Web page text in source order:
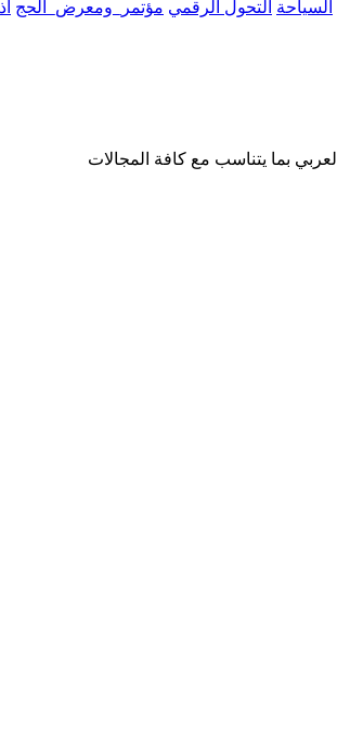
السياحة التحول الرقمي مؤتمر_ومعرض_الحج